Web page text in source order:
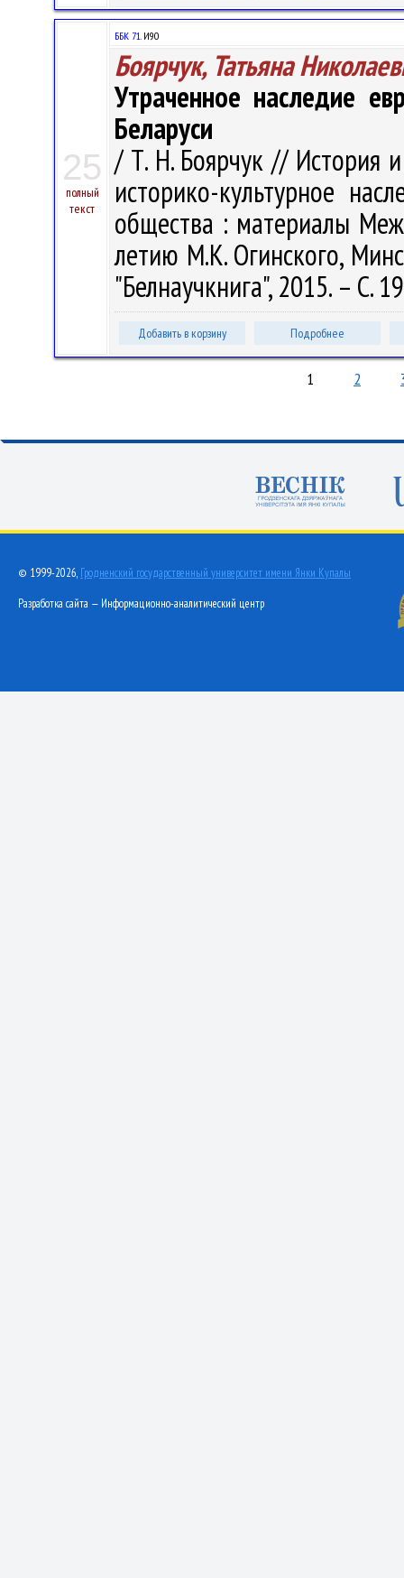
25
полный
текст
ББК 71.И90
Боярчук, Татьяна
Утраченное наследие
Беларуси
/ Т. Н. Боярчук // История
историко-культурное
общества : материалы
летию М.К. Огинского,
"Белнаучкнига", 2015. – С.
Добавить в корзину Подробнее
1 2
© 1999-2026, Гродненский государственный университет имени Янки Купалы
Разработка сайта — Информационно-аналитический центр